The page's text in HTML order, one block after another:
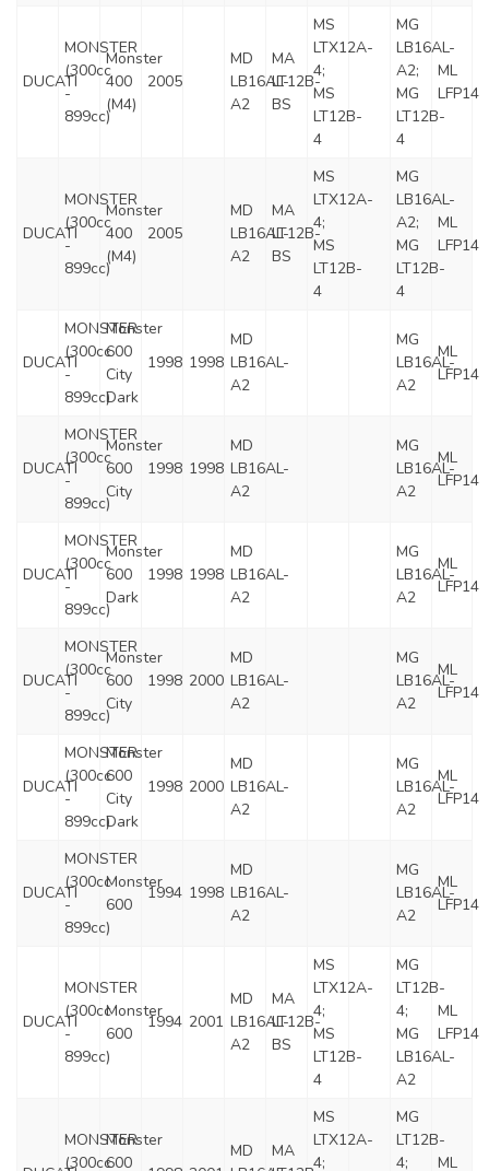
DUCATI
MONSTER
(300cc
-
899cc)
Monster
400
(M4)
2005
MD
LB16AL-
A2
MA
LT12B-
BS
MS
LTX12A-
4;
MS
LT12B-
4
MG
LB16AL-
A2;
MG
LT12B-
4
ML
LFP14
DUCATI
MONSTER
(300cc
-
899cc)
Monster
400
(M4)
2005
MD
LB16AL-
A2
MA
LT12B-
BS
MS
LTX12A-
4;
MS
LT12B-
4
MG
LB16AL-
A2;
MG
LT12B-
4
ML
LFP14
DUCATI
MONSTER
(300cc
-
899cc)
Monster
600
City
Dark
1998 1998
MD
LB16AL-
A2
MG
LB16AL-
A2
ML
LFP14
DUCATI
MONSTER
(300cc
-
899cc)
Monster
600
City
1998 1998
MD
LB16AL-
A2
MG
LB16AL-
A2
ML
LFP14
DUCATI
MONSTER
(300cc
-
899cc)
Monster
600
Dark
1998 1998
MD
LB16AL-
A2
MG
LB16AL-
A2
ML
LFP14
DUCATI
MONSTER
(300cc
-
899cc)
Monster
600
City
1998 2000
MD
LB16AL-
A2
MG
LB16AL-
A2
ML
LFP14
DUCATI
MONSTER
(300cc
-
899cc)
Monster
600
City
Dark
1998 2000
MD
LB16AL-
A2
MG
LB16AL-
A2
ML
LFP14
DUCATI
MONSTER
(300cc
-
899cc)
Monster
600
1994 1998
MD
LB16AL-
A2
MG
LB16AL-
A2
ML
LFP14
DUCATI
MONSTER
(300cc
-
899cc)
Monster
600
1994 2001
MD
LB16AL-
A2
MA
LT12B-
BS
MS
LTX12A-
4;
MS
LT12B-
4
MG
LT12B-
4;
MG
LB16AL-
A2
ML
LFP14
MONSTER
(300cc
Monster
600
MD
MA
MS
LTX12A-
4;
MG
LT12B-
4;
ML